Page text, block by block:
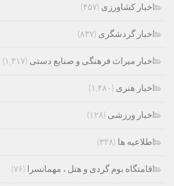
اخبار کشاورزی (۴۵۷)
اخبار گردشگری (۸۳۷)
اخبار میراث فرهنگی و صنایع دستی (۱,۴۱۷)
اخبار هنری (۱,۴۸۰)
اخبار ورزشی (۱۲۸)
اطلاعیه ها (۳۴۸)
اقامتگاه بوم گردی و هتل ، مهمانسرا (۷۶)